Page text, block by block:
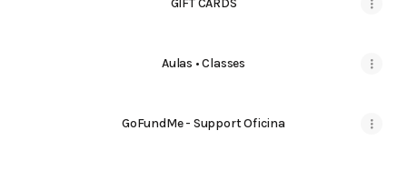
GIFT CARDS
Aulas • Classes
GoFundMe - Support Oficina